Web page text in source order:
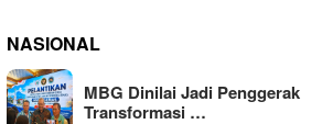
NASIONAL
MBG Dinilai Jadi Penggerak
Transformasi …